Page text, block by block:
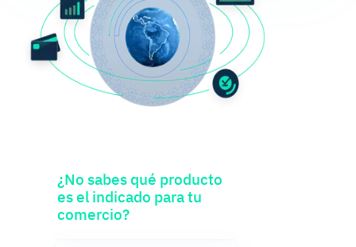
¿No sabes qué producto
es el indicado para tu
comercio?